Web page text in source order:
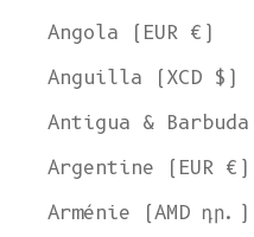
Angola (EUR €)
Anguilla (XCD $)
Antigua &
Argentine (EUR €)
Arménie (AMD դր.)